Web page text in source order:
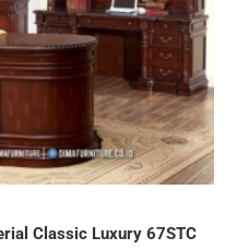
Classic Luxury 67STC